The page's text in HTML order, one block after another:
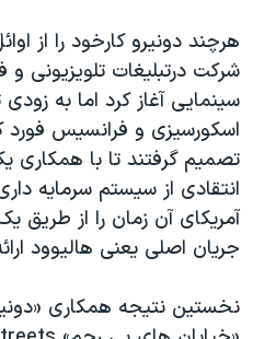
هرچند دونیرو کارخود را از
شرکت درتبلیغات تلویزیونی
سینمایی آغاز کرد اما به
اسکورسیزی و فرانسیس فورد
تصمیم گرفتند تا با همکاری
انتقادی از سیستم سرمایه
آمریکای آن زمان را از طریق
جریان اصلی یعنی هالیوود
نخستین نتیجه همکاری